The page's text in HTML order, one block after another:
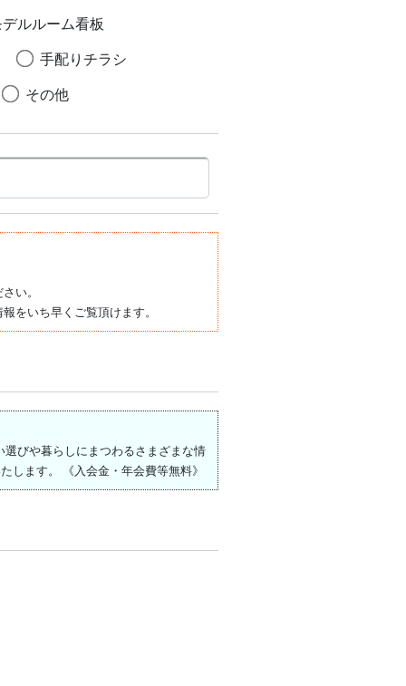
ルルーム看板
手配りチラシ
その他
い。
をいち早くご覧頂けます。
選びや暮らしにまつわるさまざまな情
します。 《入会金・年会費等無料》